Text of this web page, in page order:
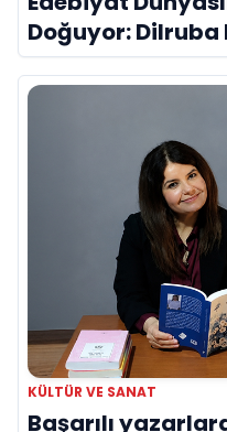
Doğuyor: Dilruba
Evreni ‘AVENOİR’
KÜLTÜR VE SANAT
Başarılı